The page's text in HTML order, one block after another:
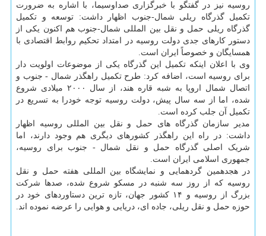
روسیه نیز در گفتگو با خبرگزاری صداوسیما، با اشاره به ضرورت
تکمیل گذرگاه ریلی شمال-جنوب اظهار داشت: توسعه و تکمیل
گذرگاه ریلی حمل و نقل بین المللی شمال-جنوب هم اکنون یکی از
دستور کارهای جدی دولت روسیه در امتداد تحکیم روابط اقتصادی با
همسایگان و خصوصاً ایران است.
وی با اعلان اینکه تکمیل این گذرگاه یکی از موضوعات اولویت دار
برای روسیه است، اضافه کرد: طرح تکمیل راهگذر شمال - جنوب و
اتصال شمال اروپا به شبه قاره هند، از سال ۲۰۰۰ میلادی شروع
شده، اما از سه سال پیش، دولت روسیه توجه خودرا به تسریع در
تکمیل آن جلب کرده است.
مدیر سازمان گذرگاه های حمل و نقل بین المللی روسیه اظهار
داشت: در راه این راهگذر کشورهای دیگری هم وجود دارند، اما
شریک اصلی گذرگاه حمل و نقل شمال - جنوب برای روسیه،
جمهوری اسلامی ایران است.
در هجدهمین گردهمایی و نمایشگاه بین المللی هفته حمل و نقل
روسیه که از روز سه شنبه در مسکو شروع شده، صدها شرکت
بزرگ از روسیه و ۱۴ کشور جهان، تازه ترین دستاوردهای خود در
حوزه حمل و نقل ریلی، جاده ای، دریایی و هوایی را عرضه نموده اند.